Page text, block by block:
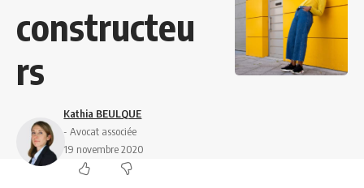
constructeu
rs
Kathia BEULQUE
- Avocat associée
19 novembre 2020